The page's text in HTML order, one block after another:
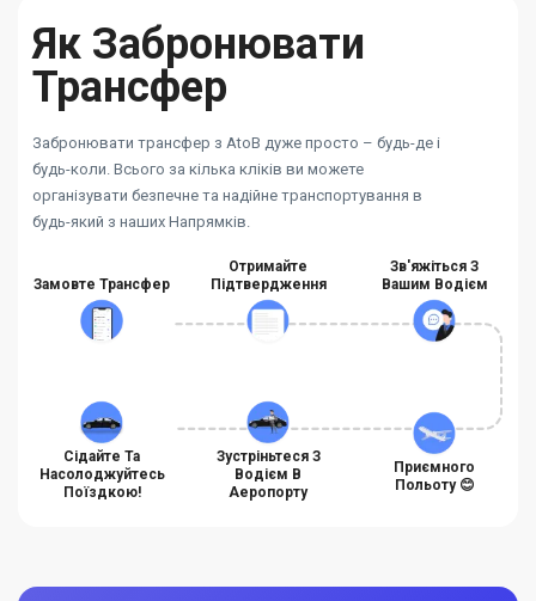
Як Забронювати
Трансфер
Забронювати трансфер з AtoB дуже просто – будь-де і
будь-коли. Всього за кілька кліків ви можете
організувати безпечне та надійне транспортування в
будь-який з наших Напрямків.
Замовте Трансфер
Отримайте
Підтвердження
Зв'яжіться З
Вашим Водієм
Сідайте Та
Насолоджуйтесь
Поїздкою!
Зустріньтеся З
Водієм В
Аеропорту
Приємного
Польоту 😊